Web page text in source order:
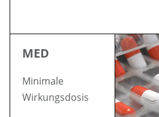
MED
Minimale
Wirkungsdosis